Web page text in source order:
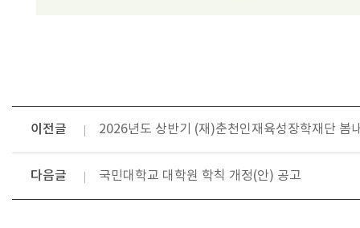
이전글 2026년도 상반기 (재)춘천인재육성장학재단 봄
다음글 국민대학교 대학원 학칙 개정(안) 공고